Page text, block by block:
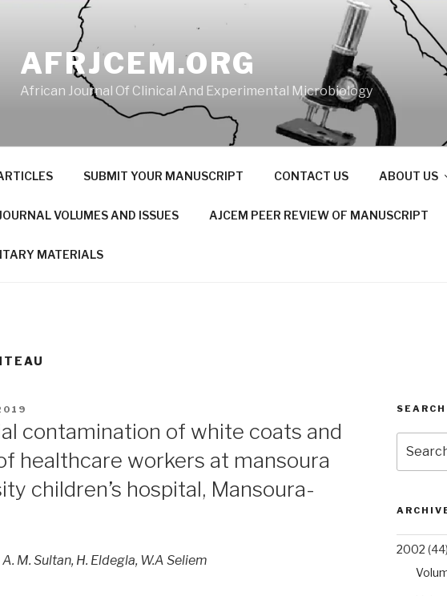
AFRJCEM.ORG
African Journal Of Clinical And Experimental Microbiology
SUBMIT YOUR MANUSCRIPT CONTACT US ABOUT US
VOLUMES AND ISSUES AJCEM PEER REVIEW OF MANUSCRIPT
MATERIALS
contamination of white coats and
healthcare workers at mansoura
children’s hospital, Mansoura-
A. M. Sultan, H. Eldegla, W.A Seliem
for:
2002 (44)